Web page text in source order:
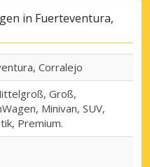
in Fuerteventura,
Corralejo
Groß,
Minivan, SUV,
Premium.